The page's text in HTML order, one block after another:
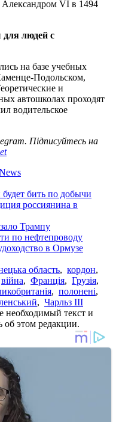
VI в 1494
людей с
на базе учебных
Подольском,
и
автошколах проходят
водительское
Підписуйтесь на
бить по добычи
россиянина в
Трампу
по нефтепроводу
в Ормузе
область, кордон,
війна, Франція, Грузія,
, полонені,
, Чарльз ІІІ
необходимый текст и
этом редакции.